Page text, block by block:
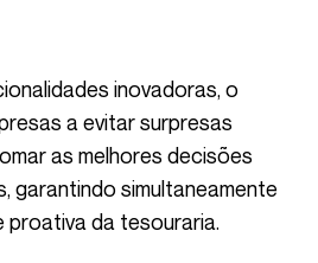
a evitar surpresas
as melhores decisões
garantindo simultaneamente
proativa da tesouraria.